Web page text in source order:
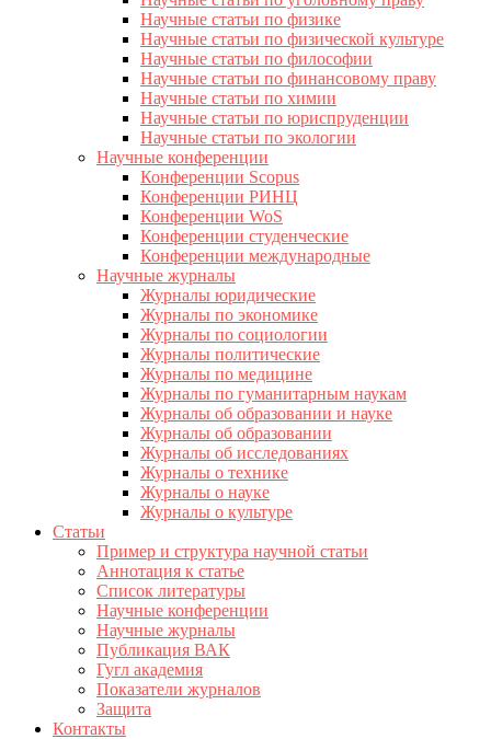
Научные статьи по физике
Научные статьи по физической культуре
Научные статьи по философии
Научные статьи по финансовому праву
Научные статьи по химии
Научные статьи по юриспруденции
Научные статьи по экологии
Научные конференции
Конференции Scopus
Конференции РИНЦ
Конференции WoS
Конференции студенческие
Конференции международные
Научные журналы
Журналы юридические
Журналы по экономике
Журналы по социологии
Журналы политические
Журналы по медицине
Журналы по гуманитарным наукам
Журналы об образовании и науке
Журналы об образовании
Журналы об исследованиях
Журналы о технике
Журналы о науке
Журналы о культуре
Статьи
Пример и структура научной статьи
Аннотация к статье
Список литературы
Научные конференции
Научные журналы
Публикация ВАК
Гугл академия
Показатели журналов
Защита
Контакты